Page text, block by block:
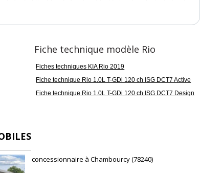
1
mécanique
Fiche technique modèle Rio
Fiches techniques KIA Rio 2019
Fiche technique Rio 1.0L T-GDi 120 ch ISG DCT7 Active
Fiche technique Rio 1.0L T-GDi 120 ch ISG DCT7 Design
concessionnaire à Chambourcy (78240)